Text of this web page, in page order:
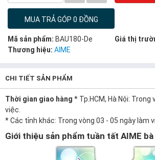
MUA TRẢ GÓP 0 ĐỒNG
Mã sản phẩm: BAU180-De Giá thị
Thương hiệu: AIME
CHI TIẾT SẢN PHẨM
Thời gian giao hàng * Tp.HCM, Hà Nội: Trong
việc.
* Các tỉnh khác: Trong vòng 03 - 05 ngày làm
Giới thiệu sản phẩm tuần tất AIME